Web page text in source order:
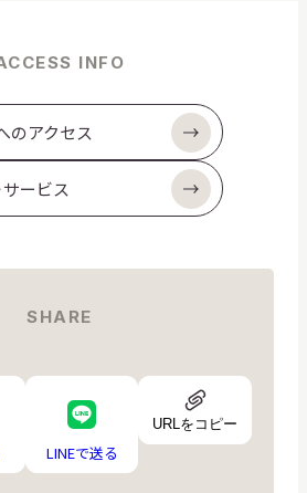
INFO
のアクセス
サービス
SHARE
LINE
ロ
ゴ
LINEで送る
URL
イ
URLをコピー